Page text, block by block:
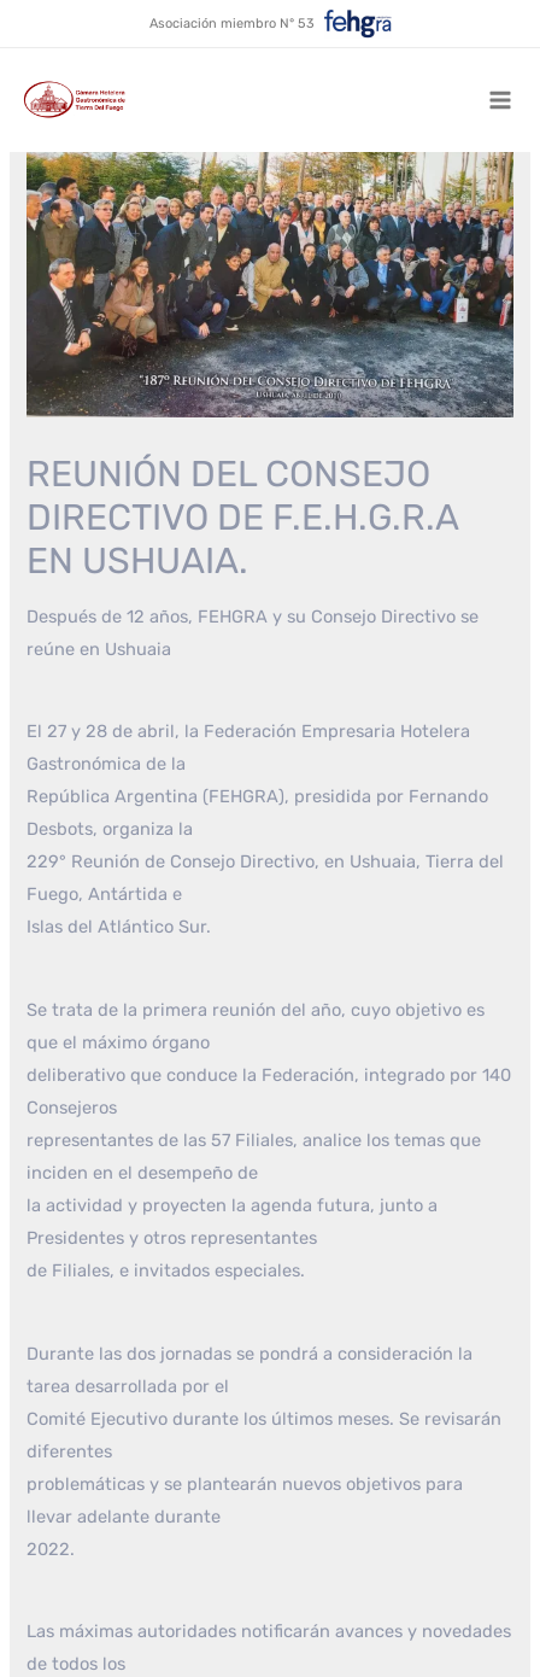
contenido
Asociación miembro N° 53
REUNIÓN DEL CONSEJO
DIRECTIVO DE F.E.H.G.R.A
EN USHUAIA.
Después de 12 años, FEHGRA y su Consejo Directivo se
reúne en Ushuaia
El 27 y 28 de abril, la Federación Empresaria Hotelera
Gastronómica de la
República Argentina (FEHGRA), presidida por Fernando
Desbots, organiza la
229° Reunión de Consejo Directivo, en Ushuaia, Tierra del
Fuego, Antártida e
Islas del Atlántico Sur.
Se trata de la primera reunión del año, cuyo objetivo es
que el máximo órgano
deliberativo que conduce la Federación, integrado por 140
Consejeros
representantes de las 57 Filiales, analice los temas que
inciden en el desempeño de
la actividad y proyecten la agenda futura, junto a
Presidentes y otros representantes
de Filiales, e invitados especiales.
Durante las dos jornadas se pondrá a consideración la
tarea desarrollada por el
Comité Ejecutivo durante los últimos meses. Se revisarán
diferentes
problemáticas y se plantearán nuevos objetivos para
llevar adelante durante
2022.
Las máximas autoridades notificarán avances y novedades
de todos los